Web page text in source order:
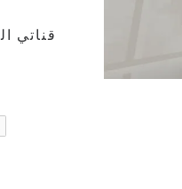
قناتي